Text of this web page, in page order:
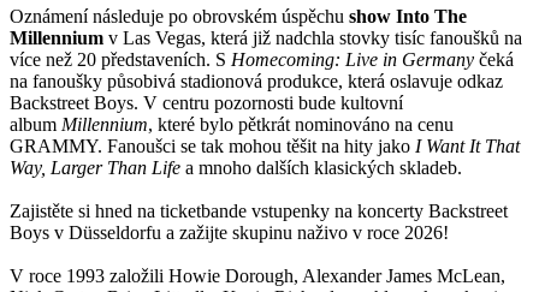
Oznámení následuje po obrovském úspěchu show Into The
Millennium v Las Vegas, která již nadchla stovky tisíc fanoušků na
více než 20 představeních. S Homecoming: Live in Germany čeká
na fanoušky působivá stadionová produkce, která oslavuje odkaz
Backstreet Boys. V centru pozornosti bude kultovní
album Millennium, které bylo pětkrát nominováno na cenu
GRAMMY. Fanoušci se tak mohou těšit na hity jako I Want It That
Way, Larger Than Life a mnoho dalších klasických skladeb.
Zajistěte si hned na ticketbande vstupenky na koncerty Backstreet
Boys v Düsseldorfu a zažijte skupinu naživo v roce 2026!
V roce 1993 založili Howie Dorough, Alexander James McLean,